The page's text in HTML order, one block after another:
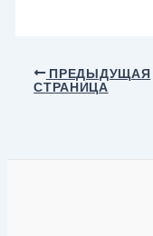
Навигация
ПРЕДЫДУЩАЯ
СТРАНИЦА